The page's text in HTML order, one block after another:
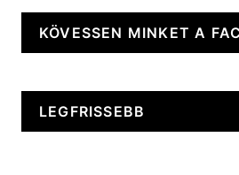
KÖVESSEN MINKET A
LEGFRISSEBB